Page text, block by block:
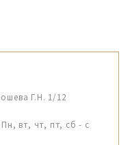
Г.Н. 1/12
Пн, вт, чт, пт, сб - с